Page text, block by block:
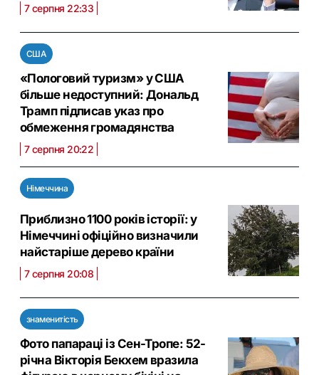
7 серпня 22:33
США
«Пологовий туризм» у США
більше недоступний: Дональд
Трамп підписав указ про
обмеження громадянства
7 серпня 20:22
Німеччина
Приблизно 1100 років історії: у
Німеччині офіційно визначили
найстаріше дерево країни
7 серпня 20:08
знаменитість
Фото папараці із Сен-Тропе: 52-
річна Вікторія Бекхем вразила